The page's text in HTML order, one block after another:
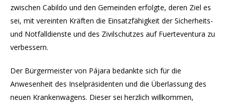
zwischen Cabildo und den Gemeinden erfolgte, deren Ziel es
sei, mit vereinten Kräften die Einsatzfähigkeit der Sicherheits-
und Notfalldienste und des Zivilschutzes auf Fuerteventura zu
verbessern.
Der Bürgermeister von Pájara bedankte sich für die
Anwesenheit des Inselpräsidenten und die Überlassung des
neuen Krankenwagens. Dieser sei herzlich willkommen,